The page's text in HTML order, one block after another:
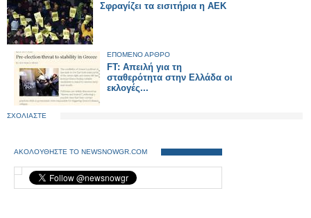
Σφραγίζει τα εισιτήρια η ΑΕΚ
ΕΠΟΜΕΝΟ ΑΡΘΡΟ
FT: Απειλή για τη
σταθερότητα στην Ελλάδα οι
εκλογές...
ΣΧΟΛΙΑΣΤΕ
ΑΚΟΛΟΥΘΗΣΤΕ ΤΟ NEWSNOWGR.COM